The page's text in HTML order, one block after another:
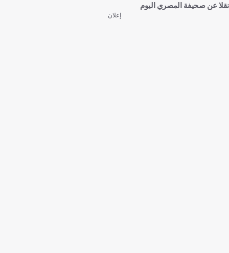
نقلا عن صحيفة المصري اليوم
إعلان